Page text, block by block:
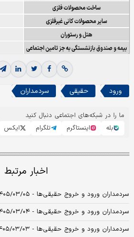
ورود حقیقی سردمداران
ما را در شبکه‌های اجتماعی دنبال کنید
بله
اینستاگرم تلگرام ایکس
اخبار مرتبط
سردمداران ورود و خروج حقیقی‌ها - ۱۴۰۵/۰۳/۰۵
سردمداران ورود و خروج حقیقی‌ها - ۱۴۰۵/۰۳/۰۴
سردمداران ورود و خروج حقیقی‌ها - ۱۴۰۵/۰۳/۰۳